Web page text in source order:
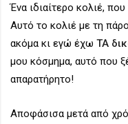
Ένα ιδιαίτερο κολιέ,
Αυτό το κολιέ με τη
ακόμα κι εγώ έχω ΤΑ
μου κόσμημα, αυτό που
απαρατήρητο!
Αποφάσισα μετά από